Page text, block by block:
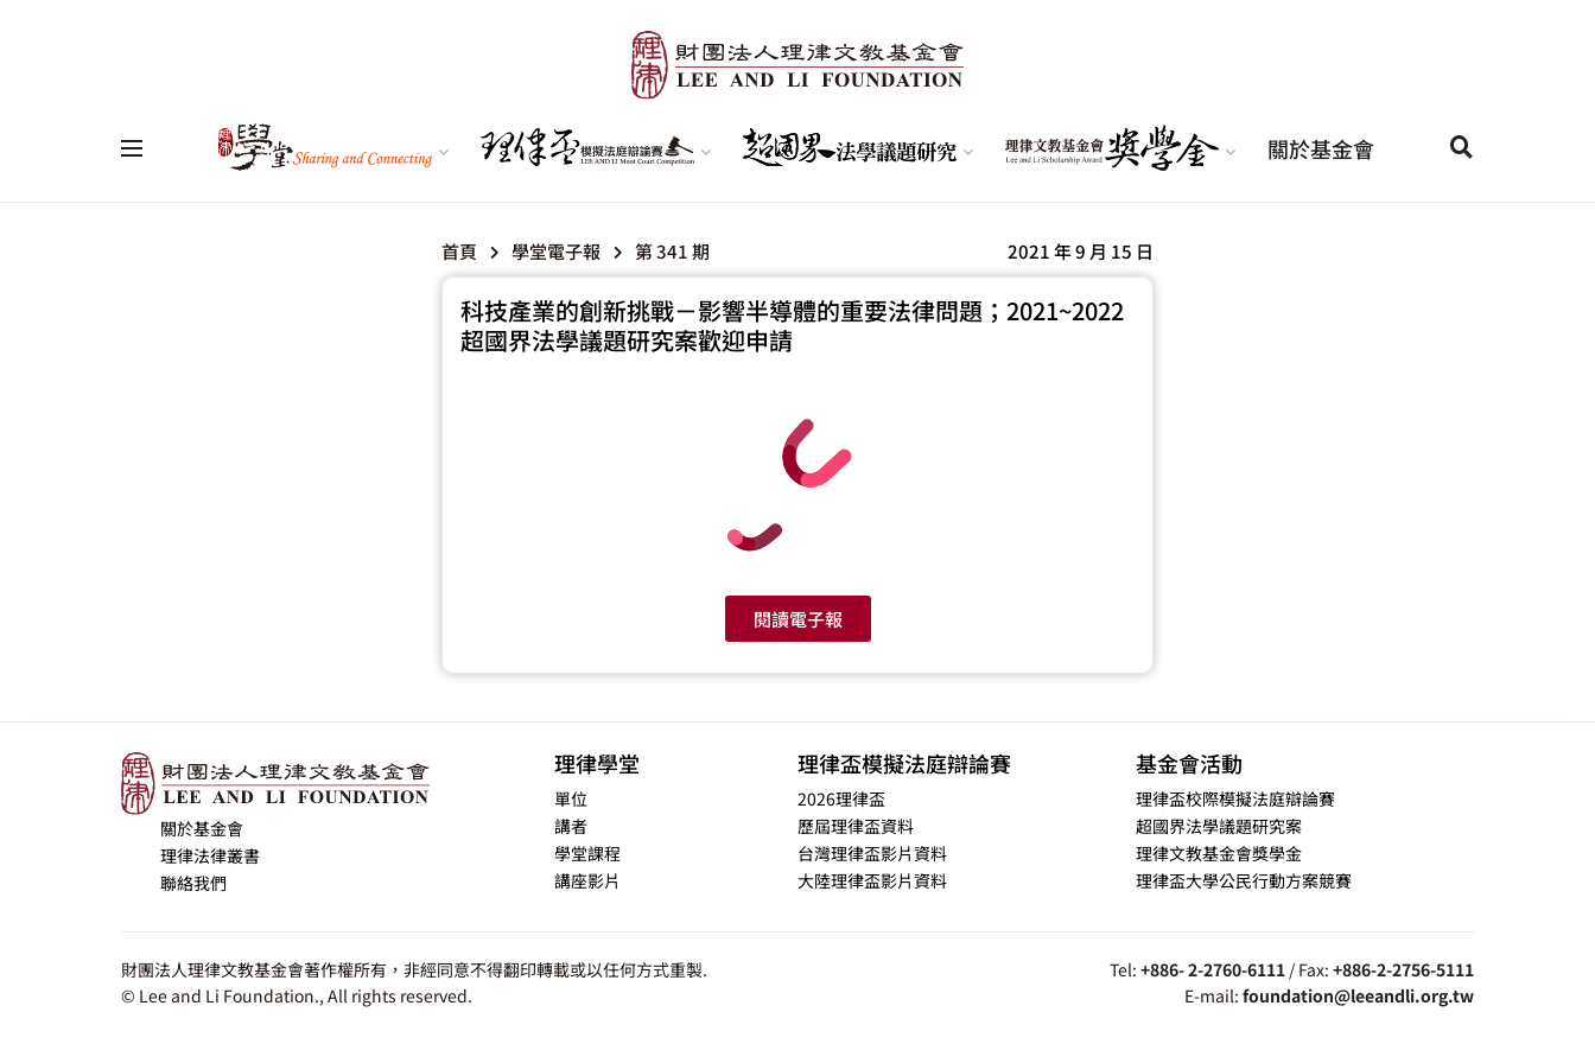
關於基金會
首頁 學堂電子報 第 341 期 2021 年 9 月 15 日
科技產業的創新挑戰－影響半導體的重要法律問題；2021~2022
超國界法學議題研究案歡迎申請
閱讀電子報
關於基金會
理律法律叢書
聯絡我們
理律學堂
單位
講者
學堂課程
講座影片
理律盃模擬法庭辯論賽
2026理律盃
歷屆理律盃資料
台灣理律盃影片資料
大陸理律盃影片資料
基金會活動
理律盃校際模擬法庭辯論賽
超國界法學議題研究案
理律文教基金會獎學金
理律盃大學公民行動方案競賽
財團法人理律文教基金會著作權所有，非經同意不得翻印轉載或以任何方式重製.
© Lee and Li Foundation., All rights reserved.
Tel: +886- 2-2760-6111 / Fax: +886-2-2756-5111
E-mail: foundation@leeandli.org.tw